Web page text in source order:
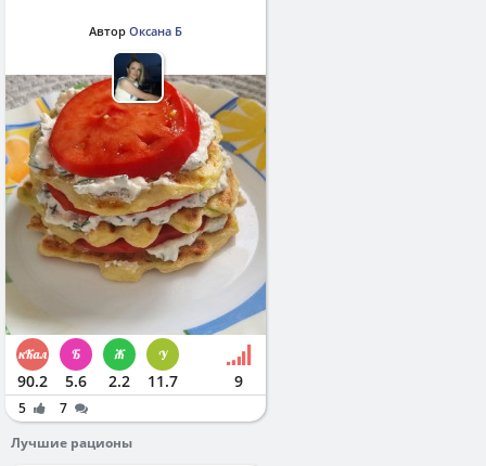
Автор Оксана Б
90.2 5.6 2.2 11.7 9
5
7
Лучшие рационы